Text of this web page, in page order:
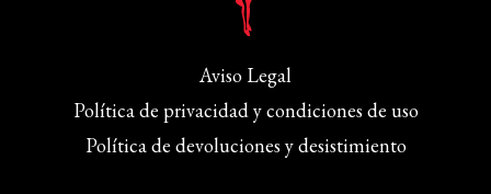
Aviso Legal
Política de privacidad y condiciones de uso
Política de devoluciones y desistimiento